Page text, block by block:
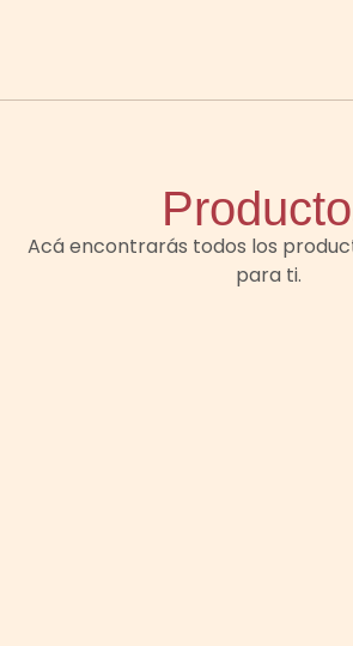
Acá encontrarás todos los
para ti.